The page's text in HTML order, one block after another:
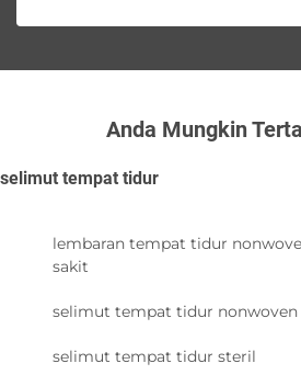
Anda Mungkin
selimut tempat tidur
lembaran tempat tidur
sakit
selimut tempat tidur nonwoven
selimut tempat tidur steril